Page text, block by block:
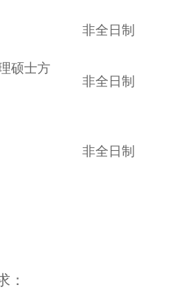
非全日制
硕士方
非全日制
非全日制
：